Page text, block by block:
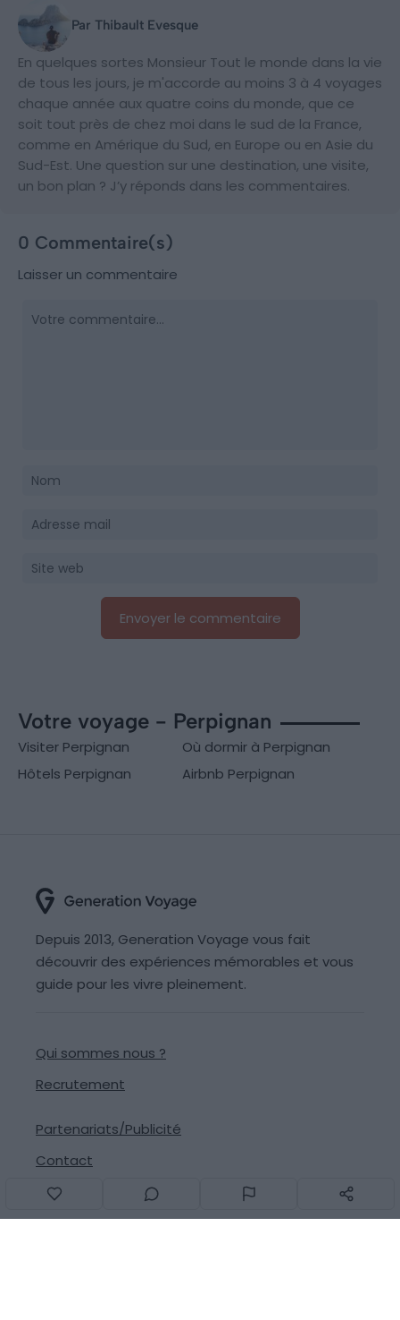
Par Thibault Evesque
En quelques sortes Monsieur Tout le monde dans la vie
de tous les jours, je m'accorde au moins 3 à 4 voyages
chaque année aux quatre coins du monde, que ce
soit tout près de chez moi dans le sud de la France,
comme en Amérique du Sud, en Europe ou en Asie du
Sud-Est. Une question sur une destination, une visite,
un bon plan ? J’y réponds dans les commentaires.
0 Commentaire(s)
Laisser un commentaire
Votre voyage - Perpignan
Visiter Perpignan
Où dormir à Perpignan
Hôtels Perpignan
Airbnb Perpignan
Depuis 2013, Generation Voyage vous fait
découvrir des expériences mémorables et vous
guide pour les vivre pleinement.
Qui sommes nous ?
Recrutement
Partenariats/Publicité
Contact
Signaler une erreur